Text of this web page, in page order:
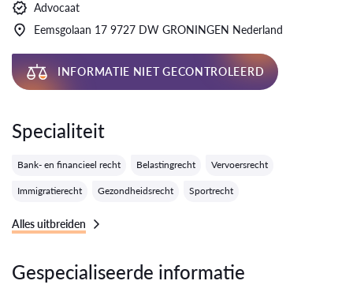
Advocaat
Eemsgolaan 17 9727 DW GRONINGEN Nederland
INFORMATIE NIET GECONTROLEERD
Specialiteit
Bank- en financieel recht Belastingrecht Vervoersrecht
Immigratierecht Gezondheidsrecht Sportrecht
Alles uitbreiden
Gespecialiseerde informatie